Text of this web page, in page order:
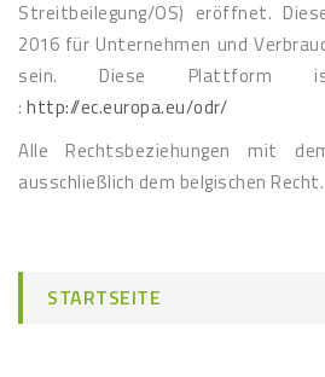
Streitbeilegung/OS) eröffnet.
2016 für Unternehmen und
sein. Diese Plattform
: http://ec.europa.eu/odr/
Alle Rechtsbeziehungen mit
ausschließlich dem belgischen Recht.
STARTSEITE